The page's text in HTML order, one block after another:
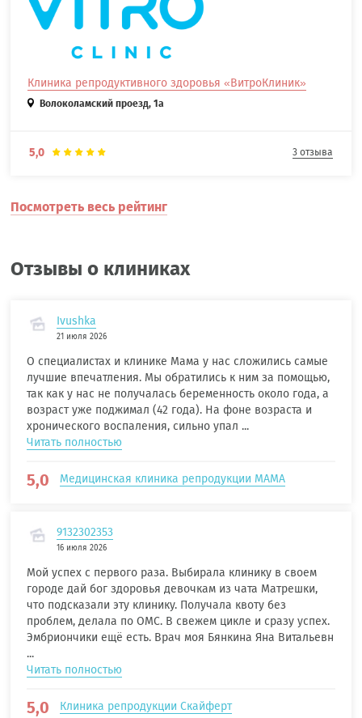
Клиника репродуктивного здоровья «ВитроКлиник»
Волоколамский проезд, 1а
5,0 3 отзыва
Посмотреть весь рейтинг
Отзывы о клиниках
Ivushka
21 июля 2026
О специалистах и клинике Мама у нас сложились самые
лучшие впечатления. Мы обратились к ним за помощью,
так как у нас не получалась беременность около года, а
возраст уже поджимал (42 года). На фоне возраста и
хронического воспаления, сильно упал ...
Читать полностью
5,0 Медицинская клиника репродукции МАМА
9132302353
16 июля 2026
Мой успех с первого раза. Выбирала клинику в своем
городе дай бог здоровья девочкам из чата Матрешки,
что подсказали эту клинику. Получала квоту без
проблем, делала по ОМС. В свежем цикле и сразу успех.
Эмбриончики ещё есть. Врач моя Бянкина Яна Витальевн
...
Читать полностью
5,0 Клиника репродукции Скайферт